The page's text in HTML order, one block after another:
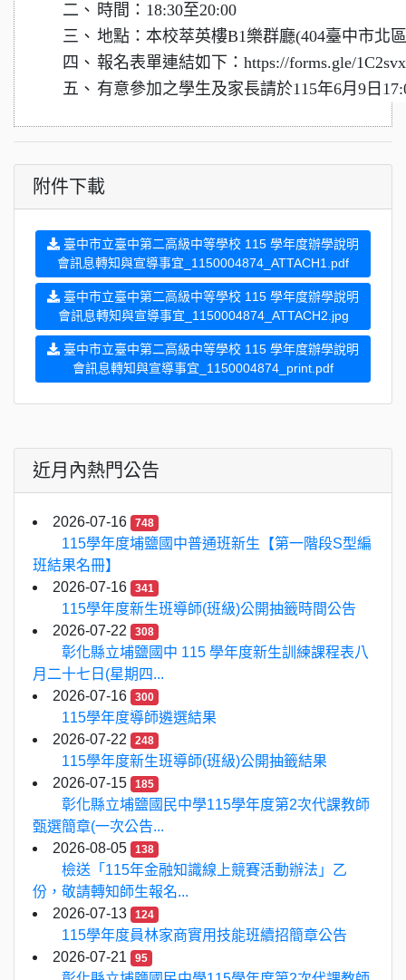
二、 時間：18:30至20:00
三、 地點：本校萃英樓B1樂群廳(404臺中市北
四、 報名表單連結如下：https://forms.gle/
五、 有意參加之學生及家長請於115年6月9日
附件下載
臺中市立臺中第二高級中等學校 115 學年度辦學說明
會訊息轉知與宣導事宜_1150004874_ATTACH1.pdf
臺中市立臺中第二高級中等學校 115 學年度辦學說明
會訊息轉知與宣導事宜_1150004874_ATTACH2.jpg
臺中市立臺中第二高級中等學校 115 學年度辦學說明
會訊息轉知與宣導事宜_1150004874_print.pdf
近月內熱門公告
2026-07-16 748
115學年度埔鹽國中普通班新生【第一階段S型編
班結果名冊】
2026-07-16
341
115學年度新生班導師(班級)公開抽籤時間公告
2026-07-22
308
彰化縣立埔鹽國中 115 學年度新生訓練課程表八
月二十七日(星期四...
2026-07-16
300
115學年度導師遴選結果
2026-07-22
248
115學年度新生班導師(班級)公開抽籤結果
2026-07-15
185
彰化縣立埔鹽國民中學115學年度第2次代課教師
甄選簡章(一次公告...
2026-08-05
138
檢送「115年金融知識線上競賽活動辦法」乙
份，敬請轉知師生報名...
2026-07-13
124
115學年度員林家商實用技能班續招簡章公告
2026-07-21
95